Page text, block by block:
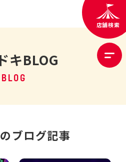
店舗検索
キBLOG
BLOG
のブログ記事